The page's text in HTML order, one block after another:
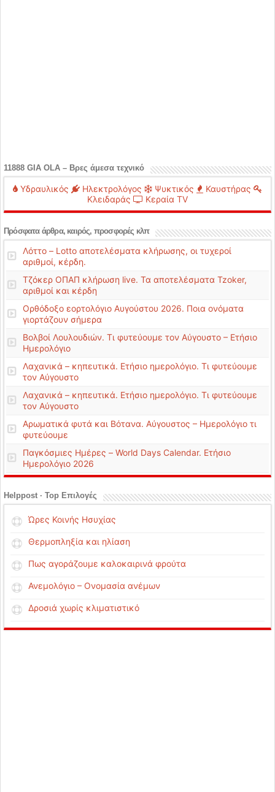
11888 GIA OLA – Βρες άμεσα τεχνικό
Υδραυλικός Ηλεκτρολόγος Ψυκτικός
Καυστήρας
Κλειδαράς
Κεραία TV
Πρόσφατα άρθρα, καιρός, προσφορές κλπ
Λόττο – Lotto αποτελέσματα κλήρωσης, οι τυχεροί
αριθμοί, κέρδη.
Τζόκερ ΟΠΑΠ κλήρωση live. Τα αποτελέσματα Tzoker,
αριθμοί και κέρδη
Ορθόδοξο εορτολόγιο Αυγούστου 2026. Ποια ονόματα
γιορτάζουν σήμερα
Βολβοί Λουλουδιών. Τι φυτεύουμε τον Αύγουστο – Ετήσιο
Ημερολόγιο
Λαχανικά – κηπευτικά. Ετήσιο ημερολόγιο. Τι φυτεύουμε
τον Αύγουστο
Λαχανικά – κηπευτικά. Ετήσιο ημερολόγιο. Τι φυτεύουμε
τον Αύγουστο
Αρωματικά φυτά και Βότανα. Αύγουστος – Ημερολόγιο τι
φυτεύουμε
Παγκόσμιες Ημέρες – World Days Calendar. Ετήσιο
Ημερολόγιο 2026
Helppost · Top Επιλογές
Ώρες Κοινής Ησυχίας
Θερμοπληξία και ηλίαση
Πως αγοράζουμε καλοκαιρινά φρούτα
Ανεμολόγιο – Ονομασία ανέμων
Δροσιά χωρίς κλιματιστικό